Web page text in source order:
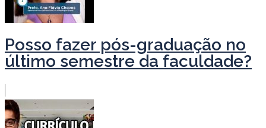
Posso fazer pós-graduação no
último semestre da faculdade?